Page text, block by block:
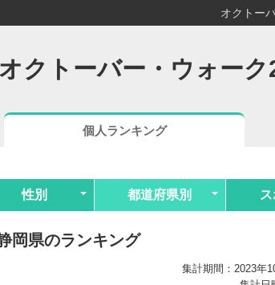
オクトー
オクトーバー・ウォーク
個人ランキング
性別 都道府県別
岡県のランキング
集計期間：2023年